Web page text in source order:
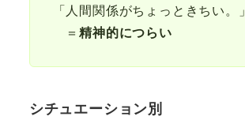
「人間関係がちょっときちい。」
＝精神的につらい
シチュエーション別